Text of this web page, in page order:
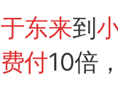
于东来到
费付10倍